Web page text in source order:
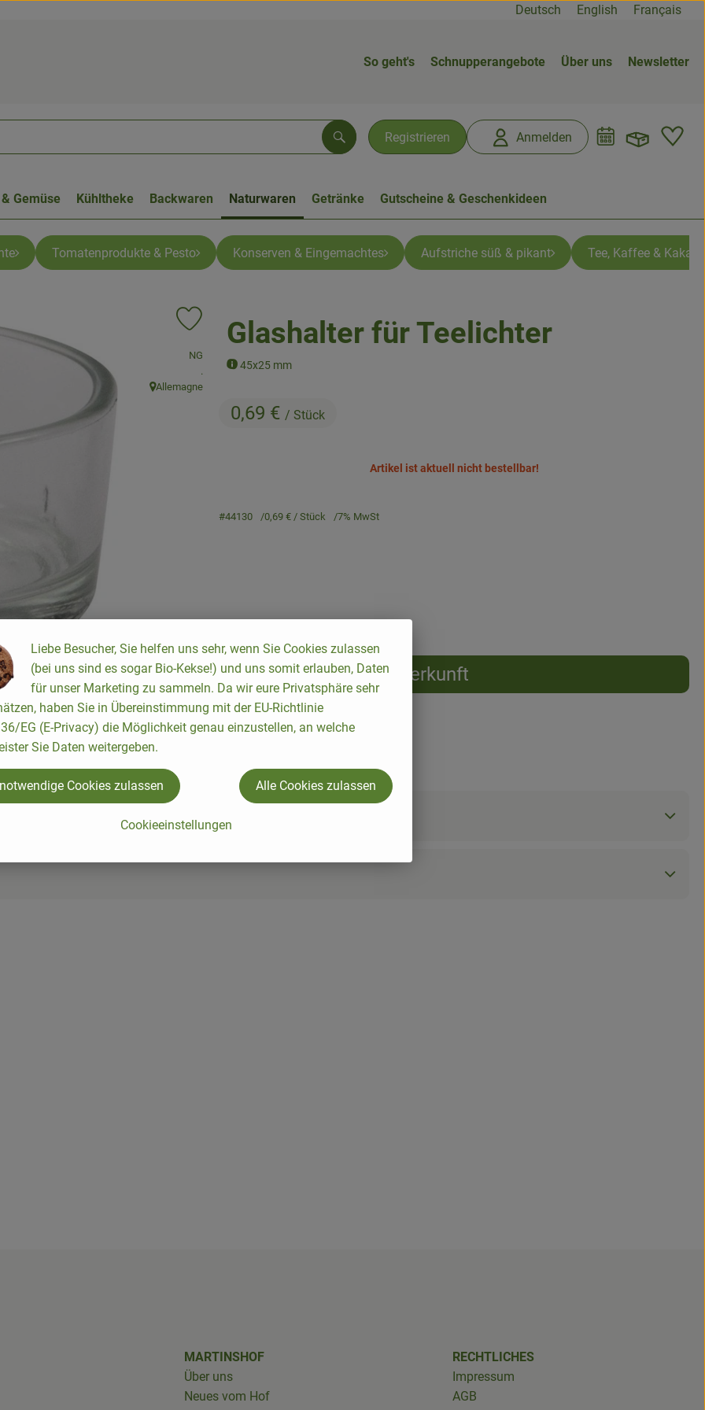
Deutsch English Français
So geht's Schnupperangebote Über uns Newsletter
Registrieren Anmelden
Suchen
Gemüse Kühltheke Backwaren Naturwaren Getränke Gutscheine & Geschenkideen
Tomatenprodukte & Pesto Konserven & Eingemachtes Aufstriche süß & pikant Tee, Kaffee & Kakao
Glashalter für Teelichter
45x25 mm
0,69 € / Stück
Produkt zu Favouriten hinzufügen
, Verband:
NG
, Kontrollstelle:
.
, Herkunft:
Allemagne
Artikel ist aktuell nicht bestellbar!
#44130 0,69 € / Stück 7% MwSt
Rezepte
Herkunft
passenden Rezepte gefunden.
MARTINSHOF
Über uns
Neues vom Hof
RECHTLICHES
Impressum
AGB
Liebe Besucher, Sie helfen uns sehr, wenn Sie Cookies zulassen
(bei uns sind es sogar Bio-Kekse!) und uns somit erlauben, Daten
für unser Marketing zu sammeln. Da wir eure Privatsphäre sehr
haben Sie in Übereinstimmung mit der EU-Richtlinie
EG (E-Privacy) die Möglichkeit genau einzustellen, an welche
Sie Daten weitergeben.
Cookieeinstellungen
Cookies zulassen Alle Cookies zulassen